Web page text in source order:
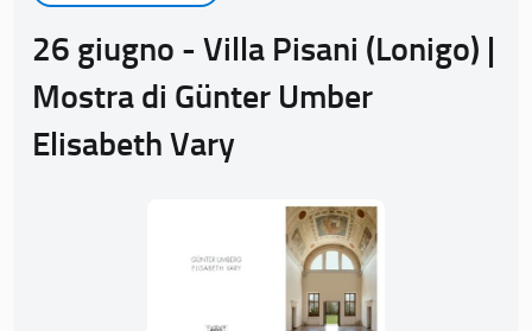
26 giugno - Villa Pisani (Lonigo) |
Mostra di Günter Umber
Elisabeth Vary